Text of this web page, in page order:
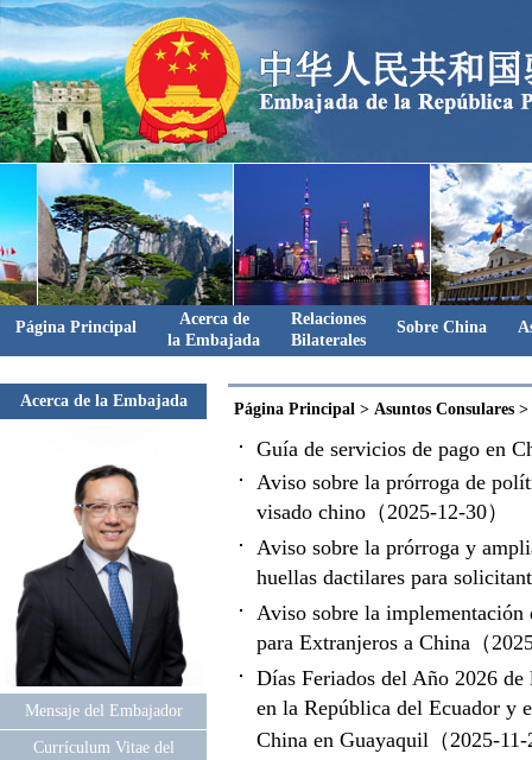
Página Principal
Acerca de
la Embajada
Relaciones
Bilaterales
Sobre China
Acerca de la Embajada
Mensaje del Embajador
Currículum Vitae del
Página Principal > Asuntos Consulares >
Guía de servicios de pago en
Aviso sobre la prórroga de
visado chino（2025-12-30）
Aviso sobre la prórroga y
huellas dactilares para
Aviso sobre la implementación
para Extranjeros a China（
Días Feriados del Año 2026
en la República del Ecuador y
China en Guayaquil（2025-